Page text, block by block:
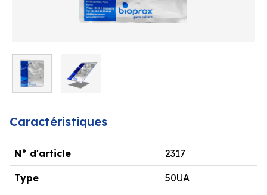
Caractéristiques
N° d'article 2317
Type 50UA